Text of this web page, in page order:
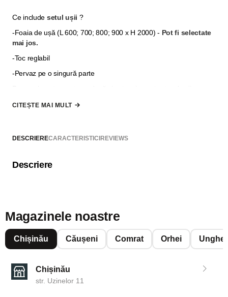
Ce include setul ușii ?
-Foaia de ușă (L 600; 700; 800; 900 x H 2000)- Pot fi selectate
mai jos.
-Toc reglabil
-Pervaz pe o singură parte
care grosimea peretelui nu permite să fie acoperită doar cu
*Nu se include mâner, broască și balamale, acestea pot fi
CITEȘTE MAI MULT
DESCRIERECARACTERISTICI REVIEWS
Descriere
Magazinele noastre
Chișinău Căușeni Comrat Orhei
Chișinău
str. Uzinelor 11